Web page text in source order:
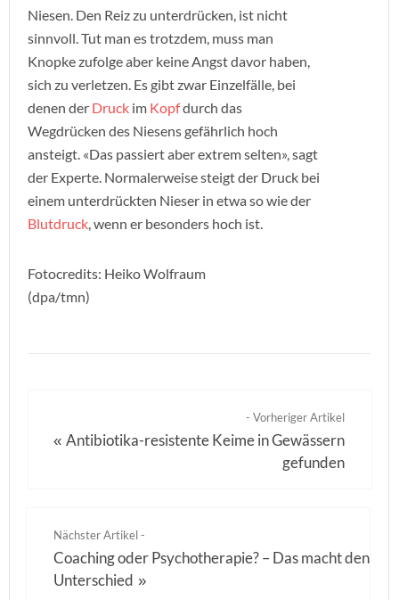
Niesen. Den Reiz zu unterdrücken, ist nicht
sinnvoll. Tut man es trotzdem, muss man
Knopke zufolge aber keine Angst davor haben,
sich zu verletzen. Es gibt zwar Einzelfälle, bei
denen der Druck im Kopfdurch das
Wegdrücken des Niesens gefährlich hoch
ansteigt. «Das passiert aber extrem selten», sagt
der Experte. Normalerweise steigt der Druck bei
einem unterdrückten Nieser in etwa so wie der
Blutdruck, wenn er besonders hoch ist.
Fotocredits: Heiko Wolfraum
(dpa/tmn)
- Vorheriger Artikel
«Antibiotika-resistente Keime in Gewässern
gefunden
Nächster Artikel -
Coaching oder Psychotherapie? – Das macht den
Unterschied »